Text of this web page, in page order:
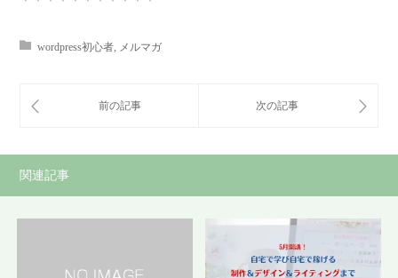
wordpress初心者, メルマガ
関連記事